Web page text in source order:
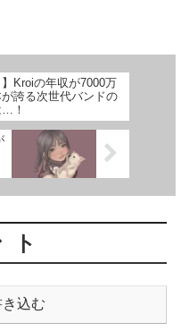
】Kroiの年収が7000万
が誇る次世代バンドの
…！
ト
込む